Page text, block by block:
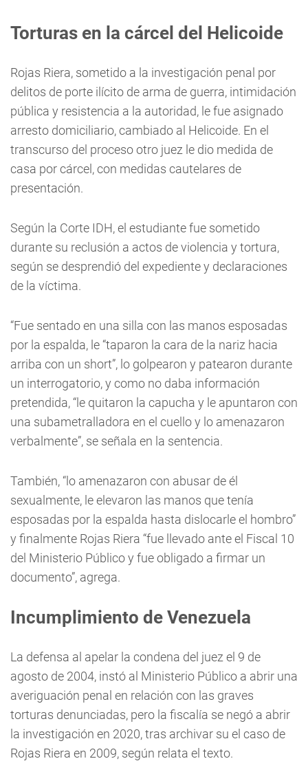
Torturas en la cárcel del Helicoide
Rojas Riera, sometido a la investigación penal por
delitos de porte ilícito de arma de guerra, intimidación
pública y resistencia a la autoridad, le fue asignado
arresto domiciliario, cambiado al Helicoide. En el
transcurso del proceso otro juez le dio medida de
casa por cárcel, con medidas cautelares de
presentación.
Según la Corte IDH, el estudiante fue sometido
durante su reclusión a actos de violencia y tortura,
según se desprendió del expediente y declaraciones
de la víctima.
“Fue sentado en una silla con las manos esposadas
por la espalda, le “taparon la cara de la nariz hacia
arriba con un short”, lo golpearon y patearon durante
un interrogatorio, y como no daba información
pretendida, “le quitaron la capucha y le apuntaron con
una subametralladora en el cuello y lo amenazaron
verbalmente”, se señala en la sentencia.
También, “lo amenazaron con abusar de él
sexualmente, le elevaron las manos que tenía
esposadas por la espalda hasta dislocarle el hombro”
y finalmente Rojas Riera “fue llevado ante el Fiscal 10
del Ministerio Público y fue obligado a firmar un
documento”, agrega.
Incumplimiento de Venezuela
La defensa al apelar la condena del juez el 9 de
agosto de 2004, instó al Ministerio Público a abrir una
averiguación penal en relación con las graves
torturas denunciadas, pero la fiscalía se negó a abrir
la investigación en 2020, tras archivar su el caso de
Rojas Riera en 2009, según relata el texto.